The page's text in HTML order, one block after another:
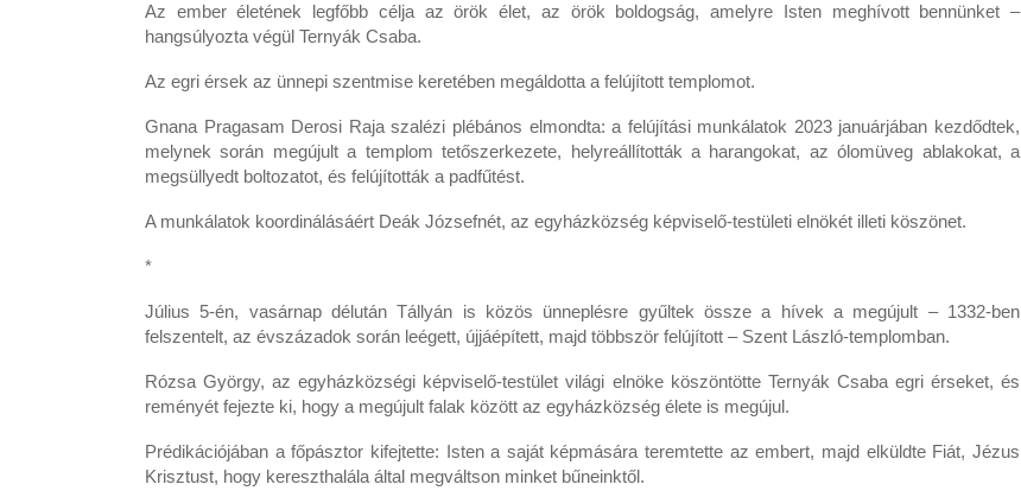
Az ember életének legfőbb célja az örök élet, az örök boldogság, amelyre Isten meghívott bennünket –
hangsúlyozta végül Ternyák Csaba.
Az egri érsek az ünnepi szentmise keretében megáldotta a felújított templomot.
Gnana Pragasam Derosi Raja szalézi plébános elmondta: a felújítási munkálatok 2023 januárjában kezdődtek,
melynek során megújult a templom tetőszerkezete, helyreállították a harangokat, az ólomüveg ablakokat, a
megsüllyedt boltozatot, és felújították a padfűtést.
A munkálatok koordinálásáért Deák Józsefnét, az egyházközség képviselő-testületi elnökét illeti köszönet.
*
Július 5-én, vasárnap délután Tállyán is közös ünneplésre gyűltek össze a hívek a megújult – 1332-ben
felszentelt, az évszázadok során leégett, újjáépített, majd többször felújított – Szent László-templomban.
Rózsa György, az egyházközségi képviselő-testület világi elnöke köszöntötte Ternyák Csaba egri érseket, és
reményét fejezte ki, hogy a megújult falak között az egyházközség élete is megújul.
Prédikációjában a főpásztor kifejtette: Isten a saját képmására teremtette az embert, majd elküldte Fiát, Jézus
Krisztust, hogy kereszthalála által megváltson minket bűneinktől.